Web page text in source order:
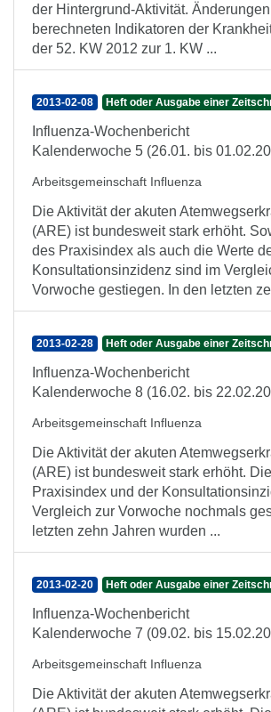
der Hintergrund-Aktivität.
berechneten Indikatoren der
der 52. KW 2012 zur 1. KW ...
2013-02-08 Heft oder Ausgabe einer
Influenza-Wochenbericht
Kalenderwoche 5 (26.01. bis
Arbeitsgemeinschaft Influenza
Die Aktivität der akuten
(ARE) ist bundesweit stark erhöht.
des Praxisindex als auch die Werte
Konsultationsinzidenz sind im
Vorwoche gestiegen. In den letzten
2013-02-28 Heft oder Ausgabe einer
Influenza-Wochenbericht
Kalenderwoche 8 (16.02. bis
Arbeitsgemeinschaft Influenza
Die Aktivität der akuten
(ARE) ist bundesweit stark erhöht.
Praxisindex und der
Vergleich zur Vorwoche nochmals
letzten zehn Jahren wurden ...
2013-02-20 Heft oder Ausgabe einer
Influenza-Wochenbericht
Kalenderwoche 7 (09.02. bis
Arbeitsgemeinschaft Influenza
Die Aktivität der akuten